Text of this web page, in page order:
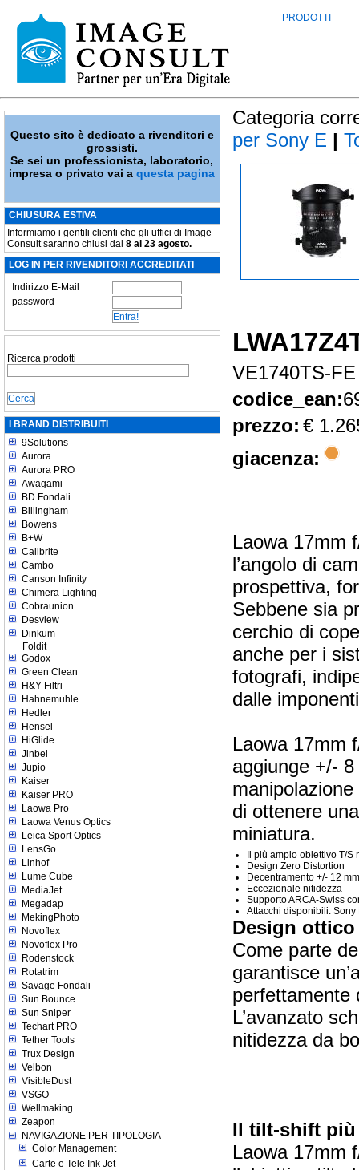
PRODOTTI
Questo sito è dedicato a rivenditori e
grossisti.
Se sei un professionista, laboratorio,
impresa o privato vai aquesta pagina
CHIUSURA ESTIVA
Informiamo i gentili clienti che gli uffici di Image
Consult saranno chiusi dal 8 al 23 agosto.
LOG IN PER RIVENDITORI ACCREDITATI
Indirizzo E-Mail
password
Ricerca prodotti
I BRAND DISTRIBUITI
9Solutions
Aurora
Aurora PRO
Awagami
BD Fondali
Billingham
Bowens
B+W
Calibrite
Cambo
Canson Infinity
Chimera Lighting
Cobraunion
Desview
Dinkum
Foldit
Godox
Green Clean
H&Y Filtri
Hahnemuhle
Hedler
Hensel
HiGlide
Jinbei
Jupio
Kaiser
Kaiser PRO
Laowa Pro
Laowa Venus Optics
Leica Sport Optics
LensGo
Linhof
Lume Cube
MediaJet
Megadap
MekingPhoto
Novoflex
Novoflex Pro
Rodenstock
Rotatrim
Savage Fondali
Sun Bounce
Sun Sniper
Techart PRO
Tether Tools
Trux Design
Velbon
VisibleDust
VSGO
Wellmaking
Zeapon
NAVIGAZIONE PER TIPOLOGIA
Color Management
Carte e Tele Ink Jet
Categoria
per Sony E |
VE1740TS-FE
codice_ean:
prezzo: €
giacenza:
Laowa 17mm
l’angolo di
prospettiva,
Sebbene sia
cerchio di
anche per i
fotografi,
dalle
Laowa 17mm
aggiunge +/-
di ottenere
miniatura.
Il più ampio obiettivo T/
Design Zero Distortion
Decentramento +/- 12
Eccezionale nitidezza
Supporto ARCA-Swiss
Attacchi disponibili: Sony
Design
Come parte
garantisce
perfettamente
L’avanzato
nitidezza da
Il tilt-shift più
Laowa 17mm